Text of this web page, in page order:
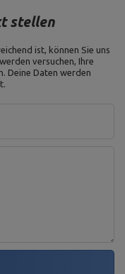
stellen
ist, können Sie uns
versuchen, Ihre
Deine Daten werden